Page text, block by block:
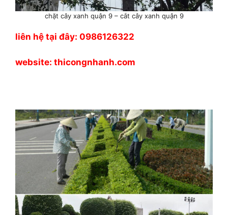
chặt cây xanh quận 9 – cắt cây xanh quận 9
liên hệ tại đây: 0986126322
website: thicongnhanh.com